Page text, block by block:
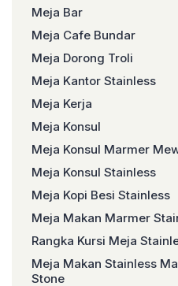
Meja Bar
Meja Cafe Bundar
Meja Dorong Troli
Meja Kantor Stainless
Meja Kerja
Meja Konsul
Meja Konsul Marmer
Meja Konsul Stainless
Meja Kopi Besi Stainless
Meja Makan Marmer
Rangka Kursi Meja
Meja Makan Stainless
Stone